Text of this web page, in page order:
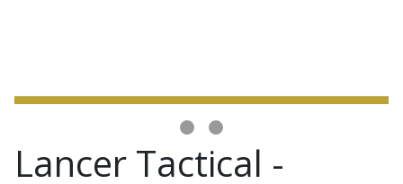
Lancer Tactical -